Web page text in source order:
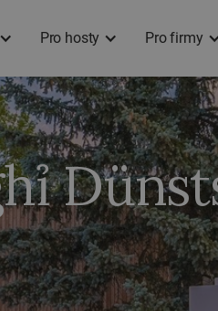
Pro hosty Pro firmy